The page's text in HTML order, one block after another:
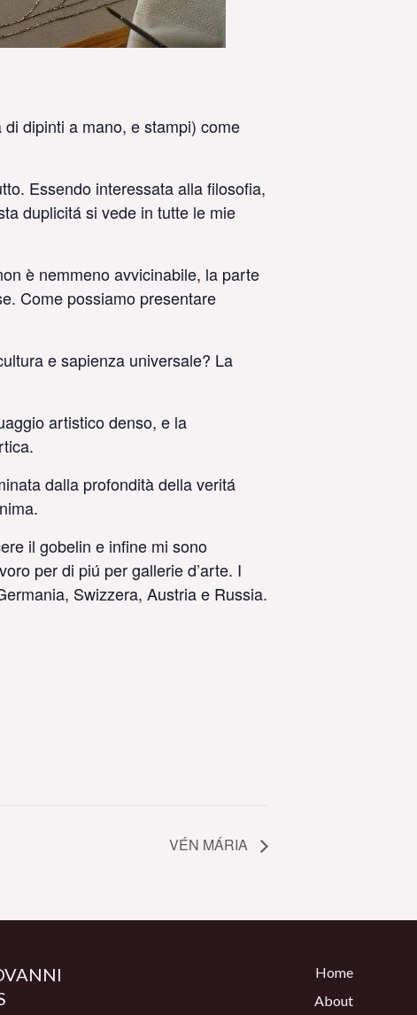
dipinti a mano, e stampi) come
Essendo interessata alla filosofia,
duplicitá si vede in tutte le mie
è nemmeno avvicinabile, la parte
Come possiamo presentare
e sapienza universale? La
artistico denso, e la
dalla profondità della veritá
il gobelin e infine mi sono
per di piú per gallerie d’arte. I
Swizzera, Austria e Russia.
VÉN MÁRIA
Home
About